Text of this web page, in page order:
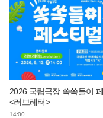
2026 국립극장 쏙쏙들이
<러브레터>
14:00